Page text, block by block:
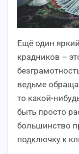
Ещё один
крадников –
ведьме
то какой-
быть просто
большинство
подключку к